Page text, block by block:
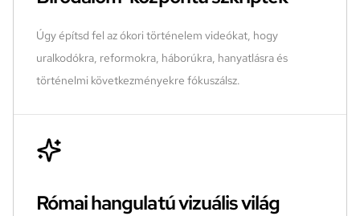
Úgy építsd fel az ókori történelem videókat, hogy
uralkodókra, reformokra, háborúkra, hanyatlásra és
történelmi következményekre fókuszálsz.
Római hangulatú vizuális világ